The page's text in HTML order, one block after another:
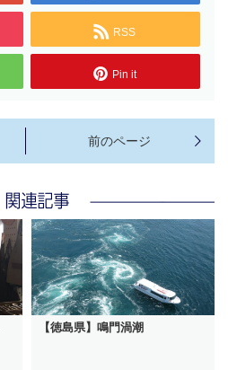
RSS
Pin it
【徳島県】鳴門渦潮